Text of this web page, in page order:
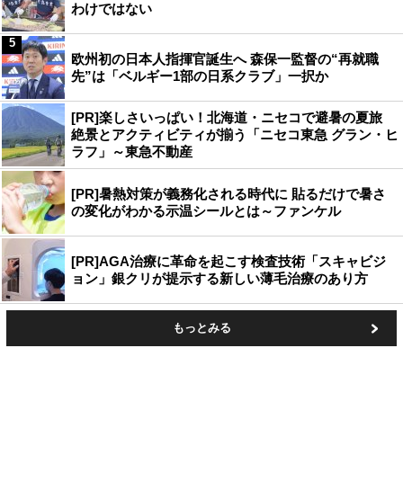
わけではない
欧州初の日本人指揮官誕生へ 森保一監督の“再就職
先”は「ベルギー1部の日系クラブ」一択か
5
[PR]楽しさいっぱい！北海道・ニセコで避暑の夏旅
絶景とアクティビティが揃う「ニセコ東急 グラン・ヒ
ラフ」～東急不動産
[PR]暑熱対策が義務化される時代に 貼るだけで暑さ
の変化がわかる示温シールとは～ファンケル
[PR]AGA治療に革命を起こす検査技術「スキャビジ
ョン」銀クリが提示する新しい薄毛治療のあり方
もっとみる